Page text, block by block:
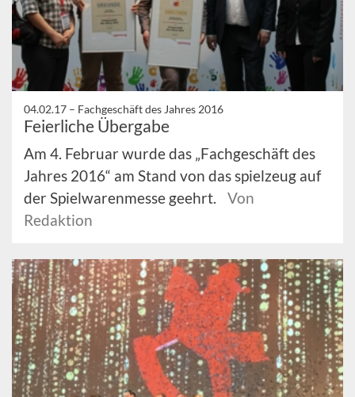
04.02.17 – Fachgeschäft des Jahres 2016
Feierliche Übergabe
Am 4. Februar wurde das „Fachgeschäft des
Jahres 2016“ am Stand von das spielzeug auf
der Spielwarenmesse geehrt.
Von
Redaktion